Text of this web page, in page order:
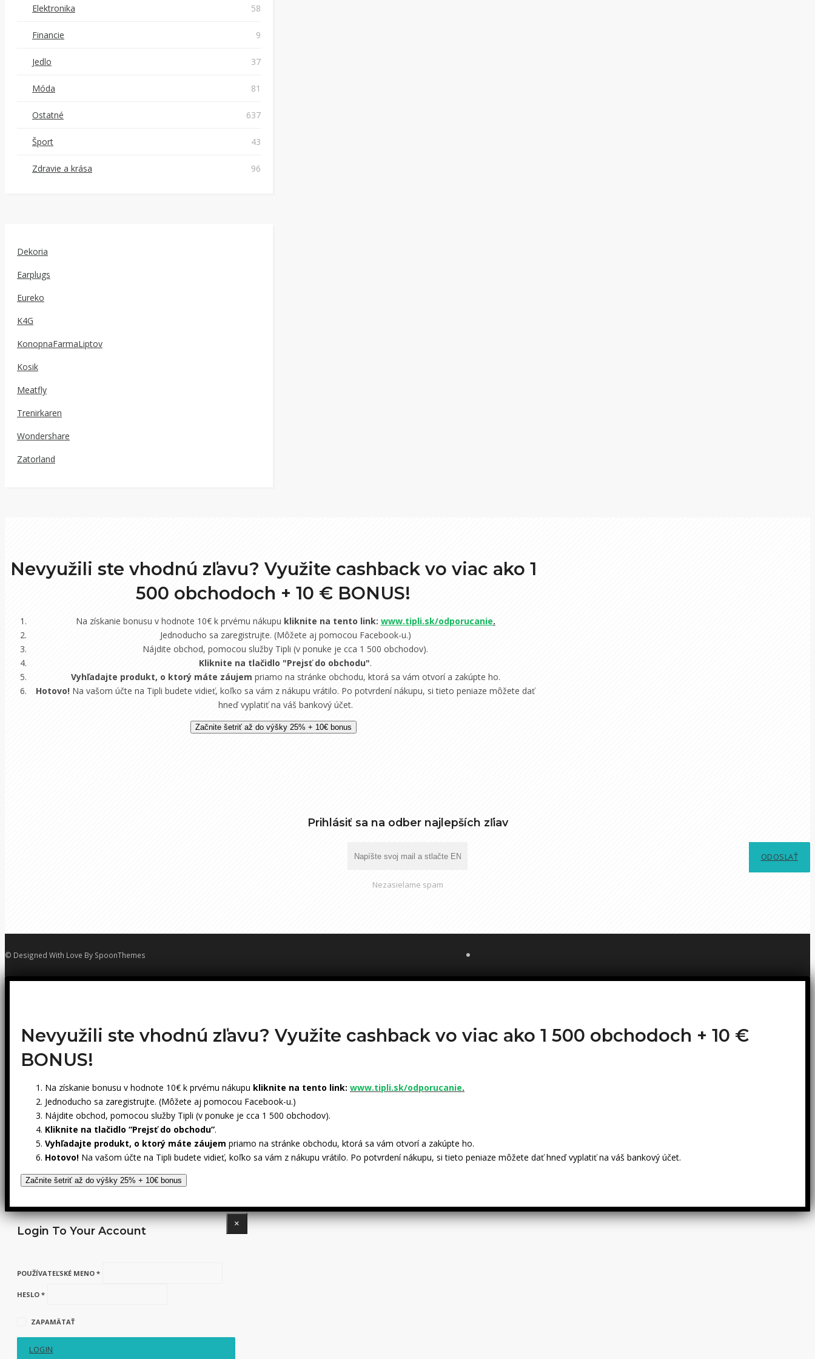
Elektronika 58
Financie 9
Jedlo 37
Móda 81
Ostatné 637
Šport 43
Zdravie a krása 96
Dekoria
Earplugs
Eureko
K4G
KonopnaFarmaLiptov
Kosik
Meatfly
Trenirkaren
Wondershare
Zatorland
Nevyužili ste vhodnú zľavu? Využite cashback vo viac ako 1
500 obchodoch +10 € BONUS!
Na získanie bonusu v hodnote 10€ k prvému nákupu kliknite na tento link: www.tipli.sk/odporucanie.
Jednoducho sa zaregistrujte. (Môžete aj pomocou Facebook-u.)
Nájdite obchod, pomocou služby Tipli (v ponuke je cca 1 500 obchodov).
Kliknite na tlačidlo "Prejsť do obchodu".
Vyhľadajte produkt, o ktorý máte záujem priamo na stránke obchodu, ktorá sa vám otvorí a zakúpte ho.
Hotovo! Na vašom účte na Tipli budete vidieť, koľko sa vám z nákupu vrátilo. Po potvrdení nákupu, si tieto peniaze môžete dať
hneď vyplatiť na váš bankový účet.
Začnite šetriť až do výšky 25% + 10€ bonus
Prihlásiť sa na odber najlepších zľiav
ODOSLAŤ
Nezasielame spam
© Designed With Love By SpoonThemes
Nevyužili ste vhodnú zľavu? Využite cashback vo viac ako 1 500 obchodoch + 10 €
BONUS!
Na získanie bonusu v hodnote 10€ k prvému nákupu kliknite na tento link: www.tipli.sk/odporucanie.
Jednoducho sa zaregistrujte. (Môžete aj pomocou Facebook-u.)
Nájdite obchod, pomocou služby Tipli (v ponuke je cca 1 500 obchodov).
Kliknite na tlačidlo “Prejsť do obchodu”.
Vyhľadajte produkt, o ktorý máte záujem priamo na stránke obchodu, ktorá sa vám otvorí a zakúpte ho.
Hotovo! Na vašom účte na Tipli budete vidieť, koľko sa vám z nákupu vrátilo. Po potvrdení nákupu, si tieto peniaze môžete dať hneď vyplatiť na váš bankový účet.
Začnite šetriť až do výšky 25% + 10€ bonus
Login To Your Account
×
POUŽÍVATEĽSKÉ MENO *
HESLO *
ZAPAMÄTAŤ
LOGIN